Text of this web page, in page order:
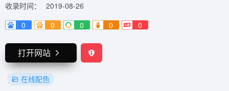
收录时间：
2019-08-26
0
0 0 0 0
打开网站
在线配色